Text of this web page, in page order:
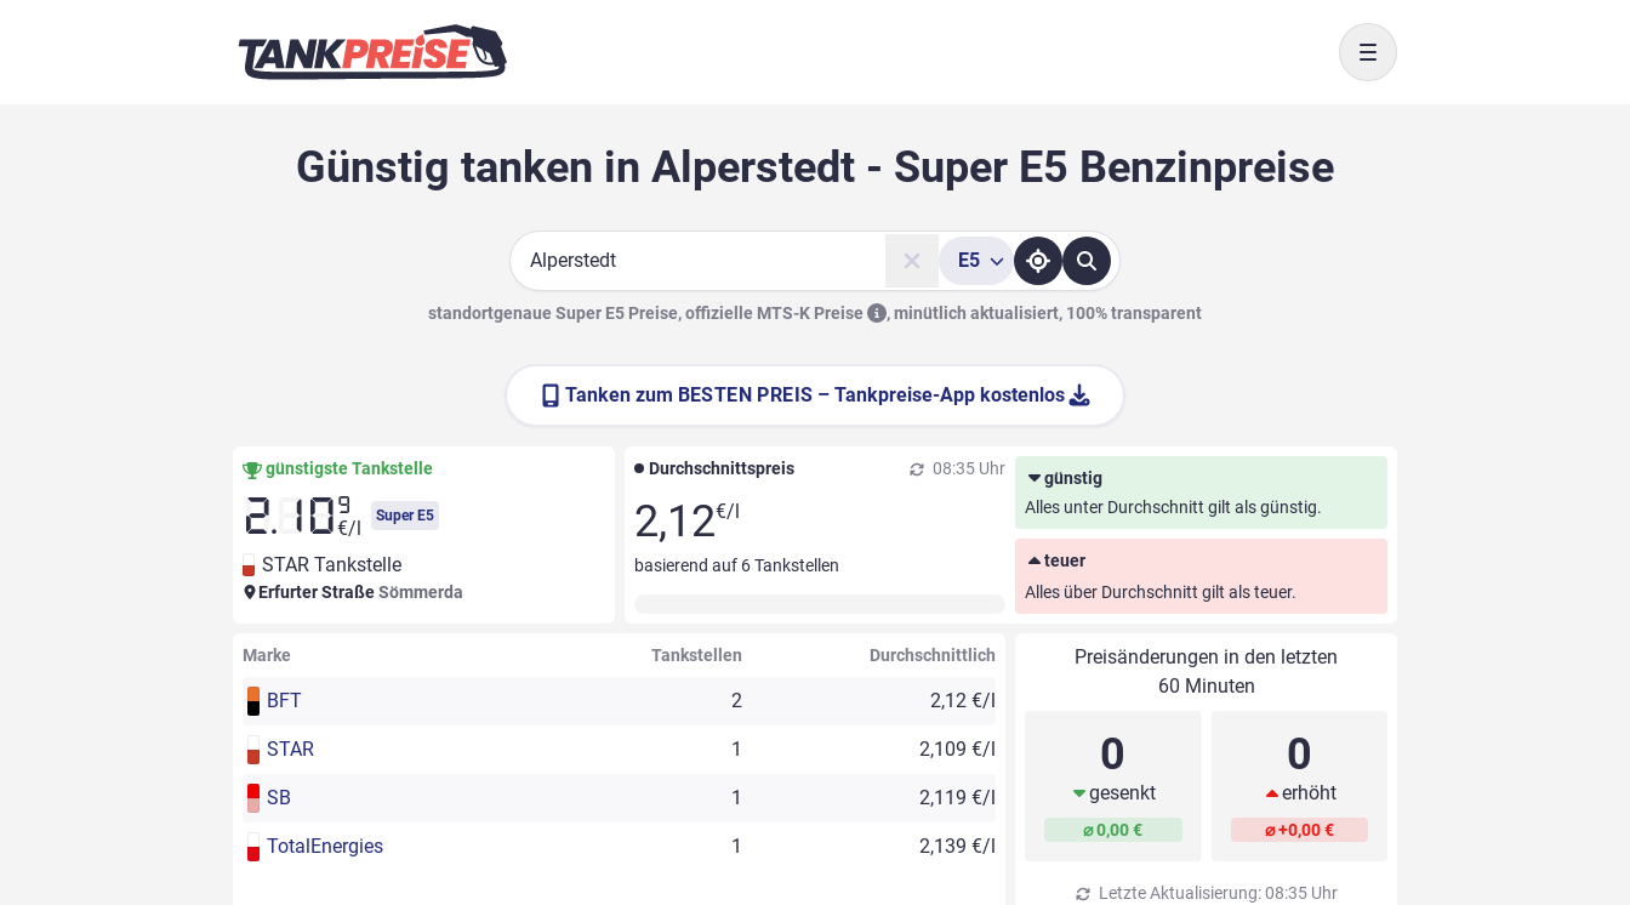
Toggle navigation
Günstig tanken in Alperstedt - Super E5 Benzinpreise
Suche
E5
standortgenaue Super E5 Preise, offizielle MTS-K Preise ,minütlich aktualisiert, 100% transparent
Tanken zum BESTEN PREIS – Tankpreise-App kostenlos
günstigste Tankstelle
2.10 9
€/l
Super E5
STAR Tankstelle
Erfurter StraßeSömmerda
Durchschnittspreis 08:35 Uhr
2,12€/l
basierend auf 6Tankstellen
günstig
Alles unter Durchschnitt gilt als günstig.
teuer
Alles über Durchschnitt gilt als teuer.
Marke Tankstellen Durchschnittlich
BFT 2 2,12 €/l
STAR 1 2,109 €/l
SB 1 2,119 €/l
TotalEnergies 1 2,139 €/l
Preisänderungen in den letzten
60 Minuten
0
gesenkt
⌀ 0,00 €
0
erhöht
⌀ +0,00 €
Letzte Aktualisierung: 08:35 Uhr